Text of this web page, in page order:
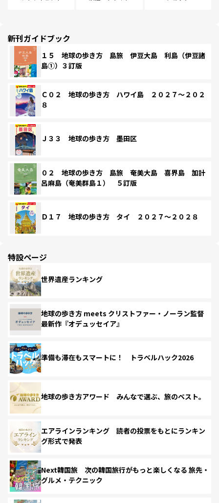
新刊ガイドブック
１５ 地球の歩き方 島旅 伊豆大島 利島（伊豆諸
島①）３訂版
Ｃ０２ 地球の歩き方 ハワイ島 ２０２７～２０２
８
Ｊ３３ 地球の歩き方 墨田区
０２ 地球の歩き方 島旅 奄美大島 喜界島 加計
呂麻島（奄美群島１） ５訂版
Ｄ１７ 地球の歩き方 タイ ２０２７～２０２８
特設ページ
世界遺産ランキング
地球の歩き方 meets クリストファー・ノーラン監督
最新作『オデュッセイア』
準備も滞在もスマートに！ トラベルハック2026
地球の歩き方アワード みんなで選ぶ、旅のベスト。
エアラインランキング 読者の投票をもとにランキン
グ形式で発表
Next韓国旅 次の韓国旅行がもっと楽しくなる 旅先・
グルメ・テクニック